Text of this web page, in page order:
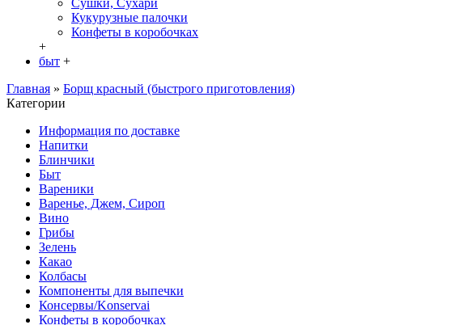
Сушки, Сухари
Кукурузные палочки
Конфеты в кoробочках
+
быт +
Главная » Борщ красный (быстрого приготовления)
Категории
Информация по доставке
Hапитки
Блинчики
Быт
Вареники
Варенье, Джем, Сироп
Вино
Грибы
Зелень
Какао
Колбасы
Компоненты для выпечки
Консервы/Konservai
Конфеты в кoробочках